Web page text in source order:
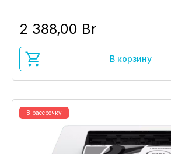
2 388,00 Br
В корзину
В рассрочку